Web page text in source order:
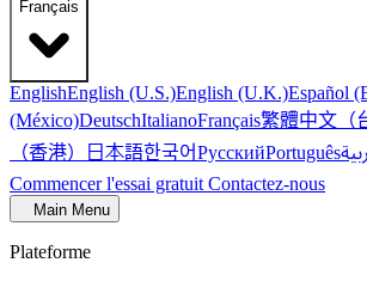
Français
EnglishEnglish (U.S.)English (U.K.)Español
(México)DeutschItalianoFrançais繁體中文（
（香港） 日本語한국어РусскийPortuguês
Commencer l'essai gratuit Contactez-nous
Main Menu
Plateforme